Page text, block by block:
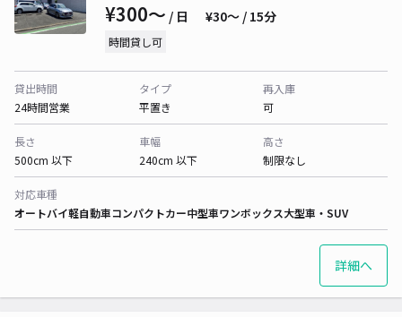
¥300〜 / 日 ¥30〜 / 15分
時間貸し可
貸出時間
24時間営業
タイプ
平置き
再入庫
可
長さ
500cm 以下
車幅
240cm 以下
高さ
制限なし
対応車種
オートバイ軽自動車コンパクトカー中型車ワンボックス大型車・SUV
詳細へ